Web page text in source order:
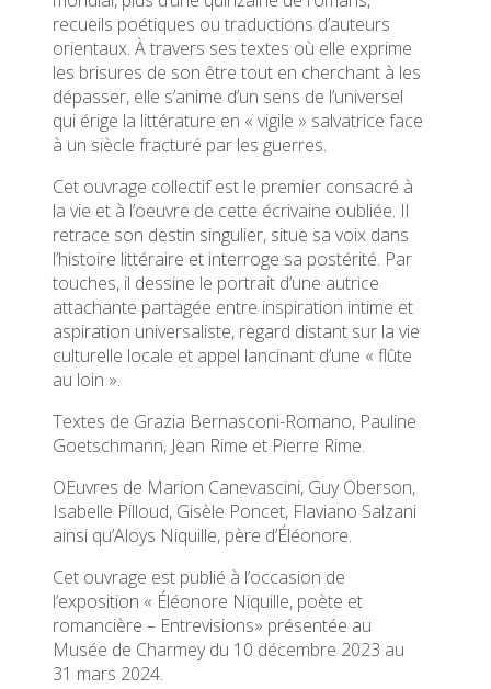
recueils poétiques ou traductions d’auteurs
orientaux. À travers ses textes où elle exprime
les brisures de son être tout en cherchant à les
dépasser, elle s’anime d’un sens de l’universel
qui érige la littérature en « vigile » salvatrice face
à un siècle fracturé par les guerres.
Cet ouvrage collectif est le premier consacré à
la vie et à l’oeuvre de cette écrivaine oubliée. Il
retrace son destin singulier, situe sa voix dans
l’histoire littéraire et interroge sa postérité. Par
touches, il dessine le portrait d’une autrice
attachante partagée entre inspiration intime et
aspiration universaliste, regard distant sur la vie
culturelle locale et appel lancinant d’une « flûte
au loin ».
Textes de Grazia Bernasconi-Romano, Pauline
Goetschmann, Jean Rime et Pierre Rime.
OEuvres de Marion Canevascini, Guy Oberson,
Isabelle Pilloud, Gisèle Poncet, Flaviano Salzani
ainsi qu’Aloys Niquille, père d’Éléonore.
Cet ouvrage est publié à l’occasion de
l’exposition « Éléonore Niquille, poète et
romancière – Entrevisions» présentée au
Musée de Charmey du 10 décembre 2023 au
31 mars 2024.